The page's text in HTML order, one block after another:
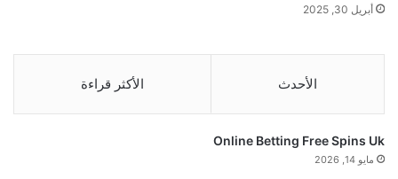
أبريل 30, 2025
الأحدث الأكثر قراءة
Online Betting Free Spins Uk
مايو 14, 2026